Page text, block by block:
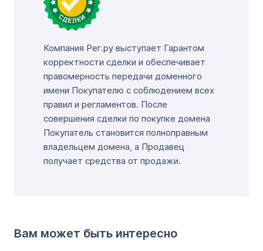
Компания Рег.ру выступает Гарантом
корректности сделки и обеспечивает
правомерность передачи доменного
имени Покупателю с соблюдением всех
правил и регламентов. После
совершения сделки по покупке домена
Покупатель становится полноправным
владельцем домена, а Продавец
получает средства от продажи.
Вам может быть интересно